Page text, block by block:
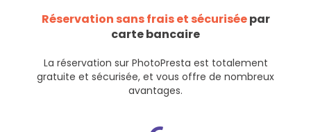
Réservation sans frais et sécuriséepar
carte bancaire
La réservation sur PhotoPresta est totalement
gratuite et sécurisée, et vous offre de nombreux
avantages.